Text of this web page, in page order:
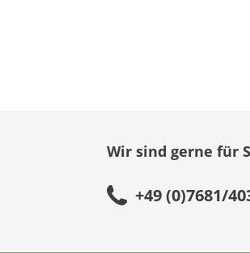
Wir sind gerne für
+49 (0)7681/